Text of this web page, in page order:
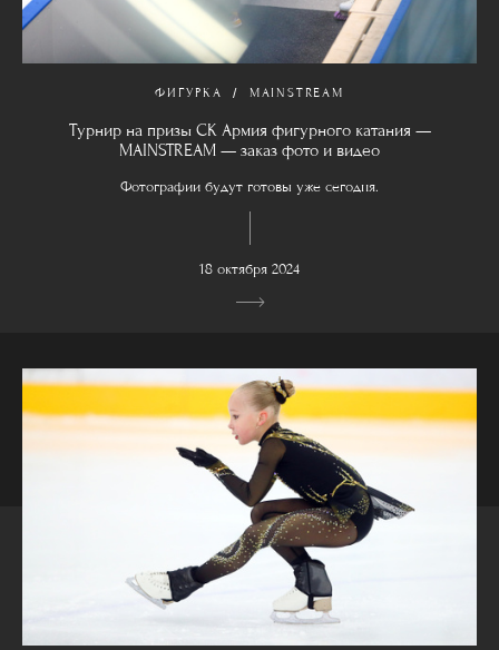
ФИГУРКА MAINSTREAM
Турнир на призы СК Армия фигурного катания —
MAINSTREAM — заказ фото и видео
Фотографии будут готовы уже сегодня.
18 октября 2024